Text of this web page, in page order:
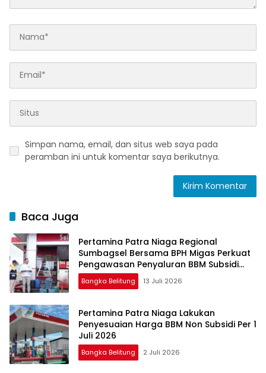
Simpan nama, email, dan situs web saya pada
peramban ini untuk komentar saya berikutnya.
Baca Juga
Pertamina Patra Niaga Regional
Sumbagsel Bersama BPH Migas Perkuat
Pengawasan Penyaluran BBM Subsidi
bagi Nelayan melalui Aplikasi XSTAR
Bangka Belitung 13 Juli 2026
Pertamina Patra Niaga Lakukan
Penyesuaian Harga BBM Non Subsidi Per 1
Juli 2026
Bangka Belitung 2 Juli 2026